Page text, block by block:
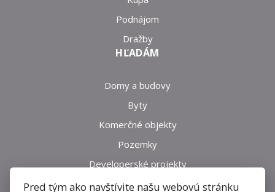
Podnájom
Dražby
HĽADÁM
Domy a budovy
Byty
Komerčné objekty
Pozemky
Developerské projekty
Pred tým ako navštívite našu webovú stránku